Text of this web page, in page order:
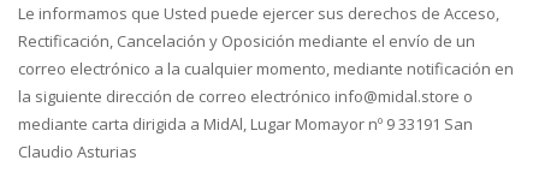
Le informamos que Usted puede ejercer sus derechos de Acceso,
Rectificación, Cancelación y Oposición mediante el envío de un
correo electrónico a la cualquier momento, mediante notificación en
la siguiente dirección de correo electrónico info@midal.store o
mediante carta dirigida a MidAl, Lugar Momayor nº 9 33191 San
Claudio Asturias